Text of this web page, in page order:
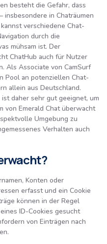
besteht die Gefahr, dass
insbesondere in Chaträumen
verschiedene Chat-
durch die
mühsam ist. Der
ChatHub auch für Nutzer
Als Associate von CamSurf
Pool an potenziellen Chat-
allein aus Deutschland.
daher sehr gut geeignet, um
von Emerald Chat überwacht
Umgebung zu
Verhalten auch
Konten oder
erfasst und ein Cookie
können in der Regel
ID-Cookies gesucht
von Einträgen nach